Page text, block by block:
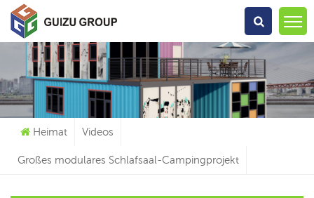
Wonach Suchst Du?
Heimat Videos
Großes modulares Schlafsaal-Campingprojekt